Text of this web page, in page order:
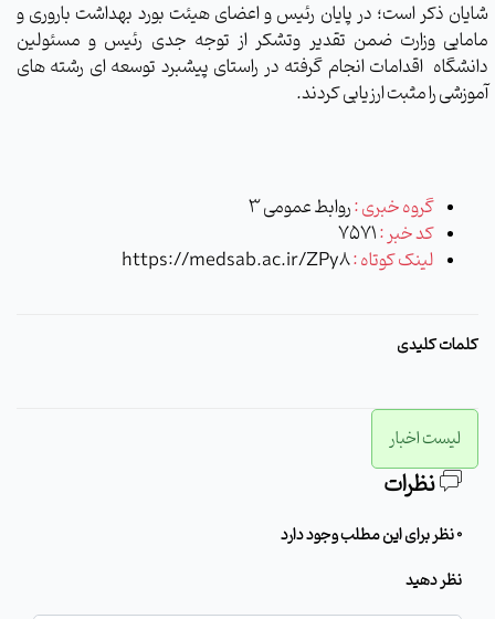
شایان ذکر است؛ در پایان رئیس و اعضای هیئت بورد بهداشت باروری و
مامایی وزارت ضمن تقدیر وتشکر از توجه جدی رئیس و مسئولین
دانشگاه اقدامات انجام گرفته در راستای پیشبرد توسعه ای رشته های
آموزشی را مثبت ارزیابی کردند.
گروه خبری :روابط عمومی 3
کد خبر :7571
لینک کوتاه :https://medsab.ac.ir/ZPy8
کلمات کلیدی
لیست اخبار
نظرات
0 نظر برای این مطلب وجود دارد
نظر دهید